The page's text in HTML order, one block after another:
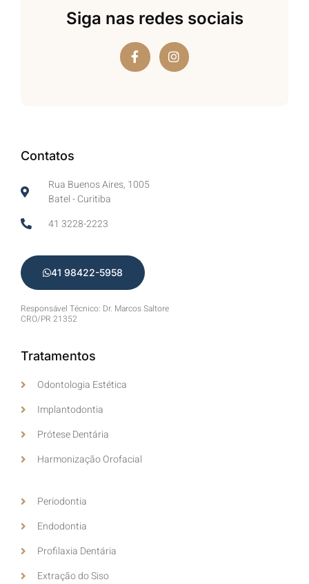
Siga nas redes sociais
Contatos
Rua Buenos Aires, 1005
Batel - Curitiba
41 3228-2223
41 98422-5958
Responsável Técnico: Dr. Marcos Saltore
CRO/PR 21352
Tratamentos
Odontologia Estética
Implantodontia
Prótese Dentária
Harmonização Orofacial
Periodontia
Endodontia
Profilaxia Dentária
Extração do Siso